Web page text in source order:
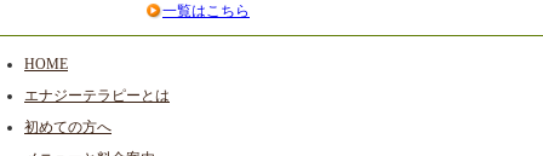
一覧はこちら
HOME
エナジーテラピーとは
初めての方へ